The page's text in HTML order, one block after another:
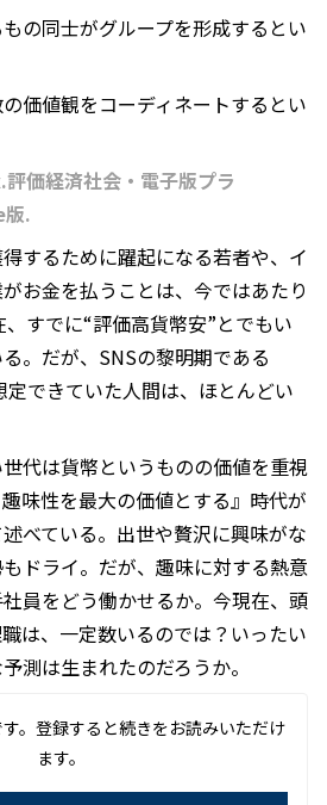
の同士がグループを形成するとい
価値観をコーディネートするとい
価経済社会・電子版プラ
.
するために躍起になる若者や、イ
お金を払うことは、今ではあたり
すでに“評価高貨幣安”とでもい
。だが、SNSの黎明期である
できていた人間は、ほとんどい
代は貨幣というものの価値を重視
味性を最大の価値とする』時代が
べている。出世や贅沢に興味がな
ドライ。だが、趣味に対する熱意
員をどう働かせるか。今現在、頭
は、一定数いるのでは？いったい
測は生まれたのだろうか。
。登録すると続きをお読みいただけ
ます。